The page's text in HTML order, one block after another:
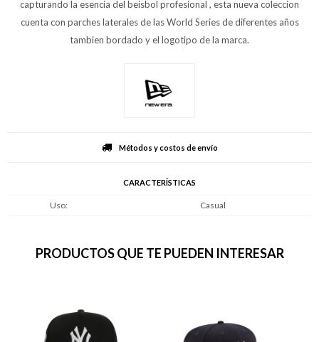
capturando la esencia del beisbol profesional , esta nueva coleccion
cuenta con parches laterales de las World Series de diferentes años
tambien bordado y el logotipo de la marca.
Métodos y costos de envío
CARACTERÍSTICAS
Uso Casual
PRODUCTOS QUE TE PUEDEN INTERESAR